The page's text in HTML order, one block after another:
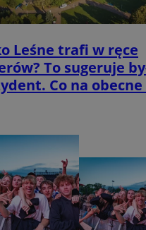
Leśne trafi w ręce
To sugeruje
Co na obecne